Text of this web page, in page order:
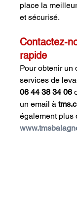
place la
et sécurisé.
Contactez-
rapide
Pour obtenir un
services de
06 44 38 34 06
un email à
également plus